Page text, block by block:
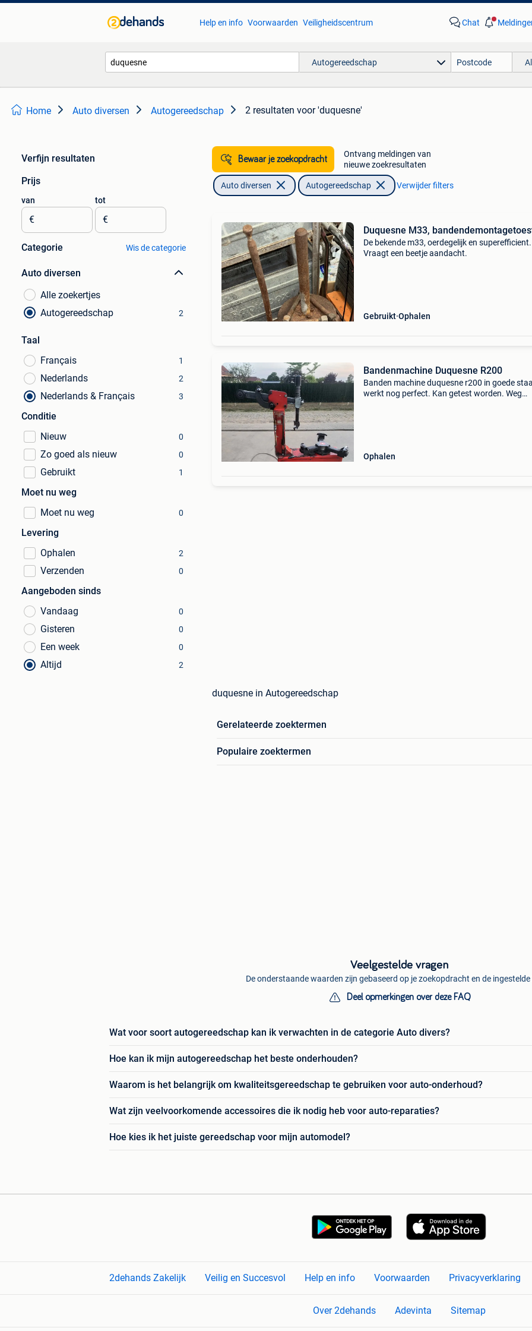
Help en info Voorwaarden Veiligheidscentrum Chat
Autogereedschap
Home Auto diversen Autogereedschap 2 resultaten voor 'duquesne'
Verfijn resultaten
Prijs
van
€
tot
€
Categorie Wis de categorie
Auto diversen
Alle zoekertjes
Autogereedschap
2
Taal
Français
1
Nederlands 2
Nederlands & Français 3
Conditie
Nieuw
0
Zo goed als nieuw 0
Gebruikt 1
Moet nu weg
Moet nu weg
0
Levering
Ophalen
2
Verzenden 0
Aangeboden sinds
Vandaag
0
Gisteren 0
Een week 0
Altijd 2
Bewaar je zoekopdracht
Ontvang meldingen van
nieuwe zoekresultaten
Auto diversen Autogereedschap Verwijder filters
Duquesne M33,
De bekende m33, oerdegelijk en superefficient.
Vraagt een beetje aandacht.
Gebruikt Ophalen
Bandenmachine Duquesne R200
Banden machine duquesne r200 in goede
werkt nog perfect. Kan getest worden. Weg
Ophalen
duquesne in Autogereedschap
Gerelateerde zoektermen
Populaire zoektermen
Veelgestelde vragen
De onderstaande waarden zijn gebaseerd op je zoekopdracht en de
Deel opmerkingen over deze FAQ
Wat voor soort autogereedschap kan ik verwachten in de categorie Auto divers?
Hoe kan ik mijn autogereedschap het beste onderhouden?
Waarom is het belangrijk om kwaliteitsgereedschap te gebruiken voor auto-onderhoud?
Wat zijn veelvoorkomende accessoires die ik nodig heb voor auto-reparaties?
Hoe kies ik het juiste gereedschap voor mijn automodel?
2dehands Zakelijk Veilig en Succesvol Help en info Voorwaarden Privacyverklaring
Over 2dehands Adevinta Sitemap